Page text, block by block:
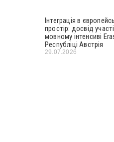
Інтеграція в
простір: досвід
мовному інтенсиві
Республіці Австрія
29.07.2026